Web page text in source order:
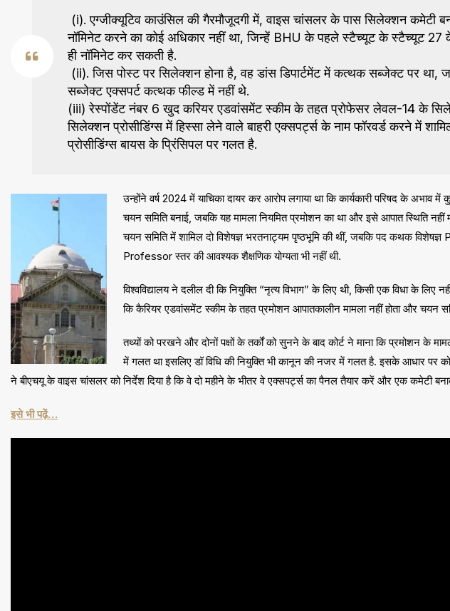
(i). एग्जीक्यूटिव काउंसिल की गैरमौजूदगी में, वाइस चांसलर के पास सिलेक्शन कमेटी
नॉमिनेट करने का कोई अधिकार नहीं था, जिन्हें BHU के पहले स्टैच्यूट के स्टैच्यूट 27
ही नॉमिनेट कर सकती है.
(ii). जिस पोस्ट पर सिलेक्शन होना है, वह डांस डिपार्टमेंट में कत्थक सब्जेक्ट पर था,
सब्जेक्ट एक्सपर्ट कत्थक फील्ड में नहीं थे.
(iii) रेस्पोंडेंट नंबर 6 खुद करियर एडवांसमेंट स्कीम के तहत प्रोफेसर लेवल-14 के
सिलेक्शन प्रोसीडिंग्स में हिस्सा लेने वाले बाहरी एक्सपर्ट्स के नाम फॉरवर्ड करने में
प्रोसीडिंग्स बायस के प्रिंसिपल पर गलत है.
उन्होंने वर्ष 2024 में याचिका दायर कर आरोप लगाया था कि कार्यकारी परिषद के अभाव
चयन समिति बनाई, जबकि यह मामला नियमित प्रमोशन का था और इसे आपात स्थिति नहीं
चयन समिति में शामिल दो विशेषज्ञ भरतनाट्यम पृष्ठभूमि की थीं, जबकि पद कथक
Professor स्तर की आवश्यक शैक्षणिक योग्यता भी नहीं थी.
विश्वविद्यालय ने दलील दी कि नियुक्ति “नृत्य विभाग” के लिए थी, किसी एक विधा के
कि कैरियर एडवांसमेंट स्कीम के तहत प्रमोशन आपातकालीन मामला नहीं होता और चयन
तथ्यों को परखने और दोनों पक्षों के तर्कों को सुनने के बाद कोर्ट ने माना कि प्रमोशन के
में गलत था इसलिए डॉ विधि की नियुक्ति भी कानून की नजर में गलत है. इसके आधार पर
ने बीएचयू के वाइस चांसलर को निर्देश दिया है कि वे दो महीने के भीतर वे एक्सपर्ट्स का पैनल तैयार करें और एक कमेटी
इसे भी पढ़ें…